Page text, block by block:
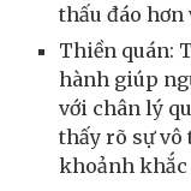
thấu đáo
Thiền quán:
hành giúp
với chân lý
thấy rõ sự vô
khoảnh khắc